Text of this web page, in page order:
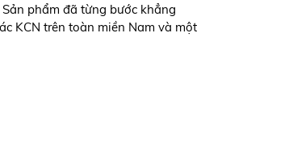
phẩm đã từng bước khẳng
KCN trên toàn miền Nam và một